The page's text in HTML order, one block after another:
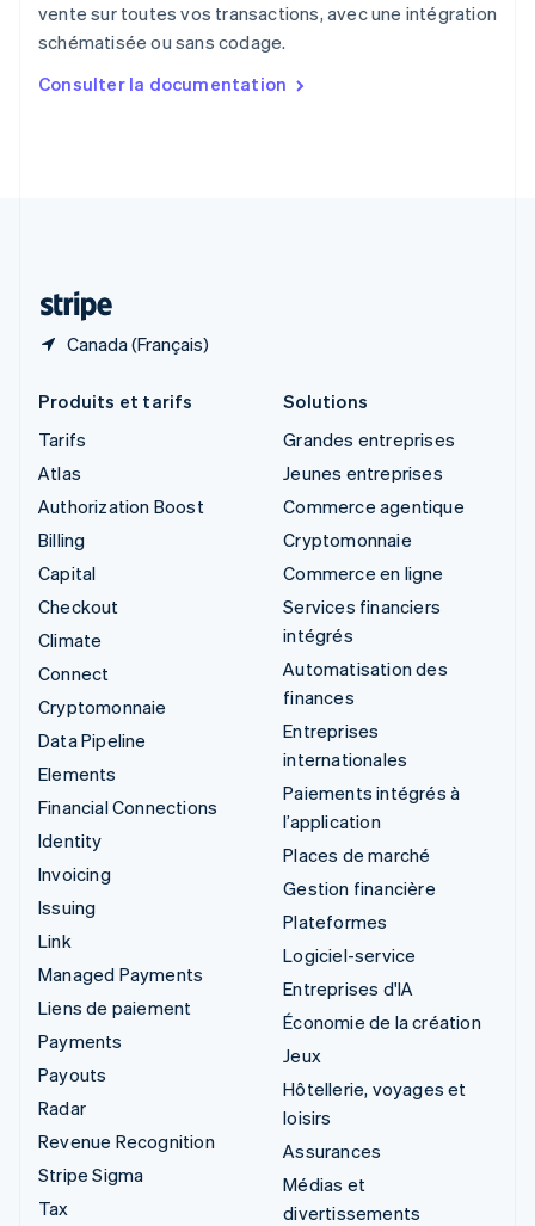
vente sur toutes vos transactions, avec une intégration
schématisée ou sans codage.
Consulter la documentation
Canada (Français)
Singapour
English简体中文
English
Produits et tarifs
Tarifs
Atlas
Authorization Boost
Billing
Capital
Checkout
Climate
Connect
Cryptomonnaie
Data Pipeline
Elements
Financial Connections
Identity
Invoicing
Issuing
Link
Managed Payments
Liens de paiement
Payments
Payouts
Radar
Revenue Recognition
Stripe Sigma
Tax
Solutions
Grandes entreprises
Jeunes entreprises
Commerce agentique
Cryptomonnaie
Commerce en ligne
Services financiers
intégrés
Automatisation des
finances
Entreprises
internationales
Paiements intégrés à
l’application
Places de marché
Gestion financière
Plateformes
Logiciel-service
Entreprises d'IA
Économie de la création
Jeux
Hôtellerie, voyages et
loisirs
Assurances
Médias et
divertissements